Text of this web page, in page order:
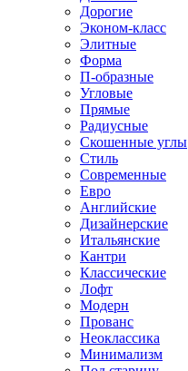
Дорогие
Эконом-класс
Элитные
Форма
П-образные
Угловые
Прямые
Радиусные
Скошенные углы
Стиль
Современные
Евро
Английские
Дизайнерские
Итальянские
Кантри
Классические
Лофт
Модерн
Прованс
Неоклассика
Минимализм